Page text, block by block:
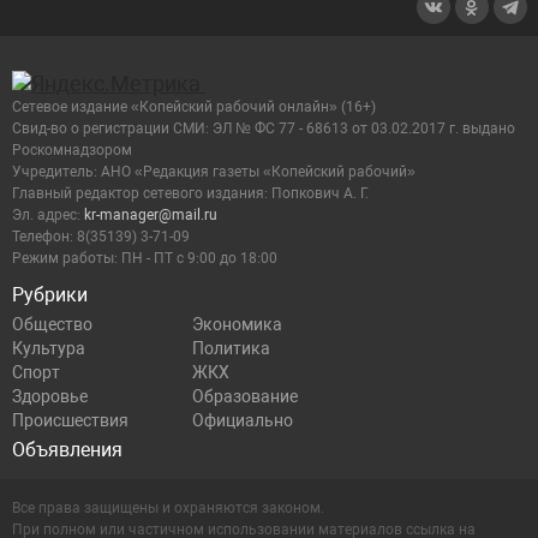
Рубрики
Общество
Экономика
Культура
Политика
Спорт
ЖКХ
Здоровье
Образование
Происшествия
Официально
Объявления
Сетевое издание «Копейский рабочий онлайн» (16+)
Cвид-во о регистрации СМИ: ЭЛ № ФС 77 - 68613 от 03.02.2017 г. выдано
Роскомнадзором
Учредитель: АНО «Редакция газеты «Копейский рабочий»
Главный редактор сетевого издания: Попкович А. Г.
Эл. адрес: kr-manager@mail.ru
Телефон: 8(35139) 3-71-09
Режим работы: ПН - ПТ с 9:00 до 18:00
Все права защищены и охраняются законом.
При полном или частичном использовании материалов ссылка на